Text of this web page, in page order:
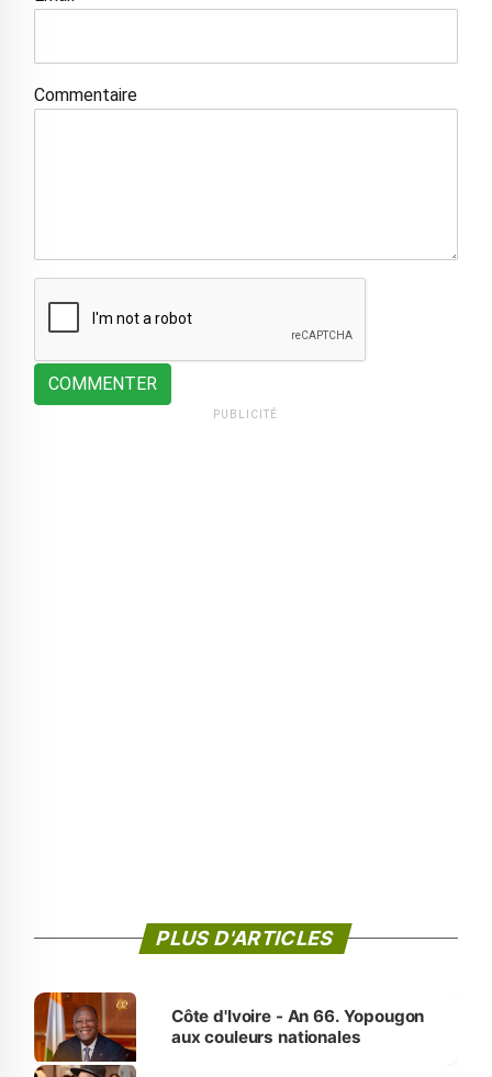
Commentaire
COMMENTER
PUBLICITÉ
PLUS D'ARTICLES
Côte d'Ivoire - An 66. Yopougon
aux couleurs nationales